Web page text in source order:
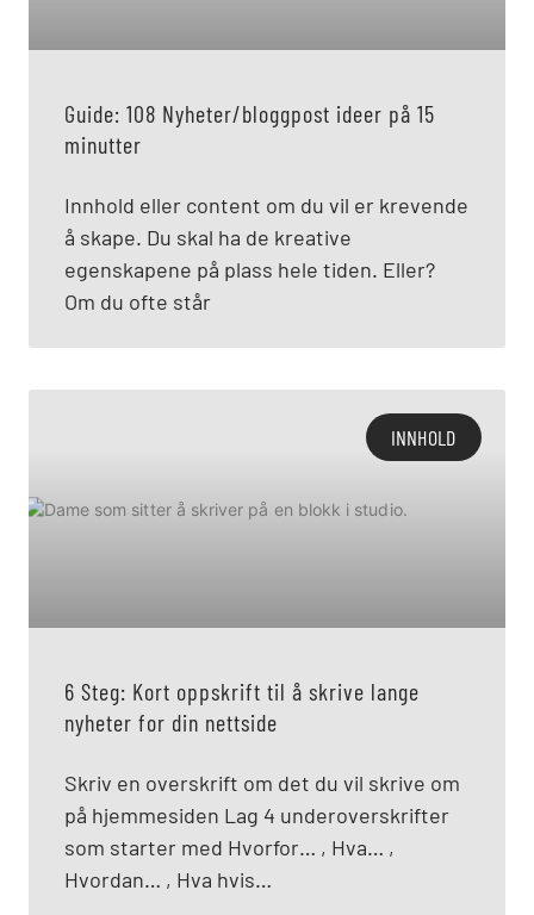
Guide: 108 Nyheter/bloggpost ideer på 15
minutter
Innhold eller content om du vil er krevende
å skape. Du skal ha de kreative
egenskapene på plass hele tiden. Eller?
Om du ofte står
INNHOLD
6 Steg: Kort oppskrift til å skrive lange
nyheter for din nettside
Skriv en overskrift om det du vil skrive om
på hjemmesiden Lag 4 underoverskrifter
som starter med Hvorfor… , Hva… ,
Hvordan… , Hva hvis…